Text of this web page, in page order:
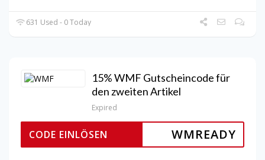
631 Used - 0 Today
15% WMF Gutscheincode für
den zweiten Artikel
Expired
WMREADY
CODE EINLÖSEN